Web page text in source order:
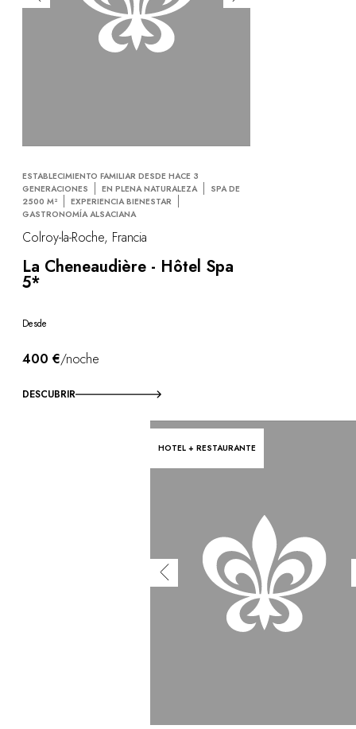
ESTABLECIMIENTO FAMILIAR DESDE HACE 3
GENERACIONES
EN PLENA NATURALEZA
SPA DE
2500 M²
EXPERIENCIA BIENESTAR
GASTRONOMÍA ALSACIANA
Colroy-la-Roche, Francia
La Cheneaudière - Hôtel Spa
5*
Desde
400 €/noche
DESCUBRIR
HOTEL + RESTAURANTE